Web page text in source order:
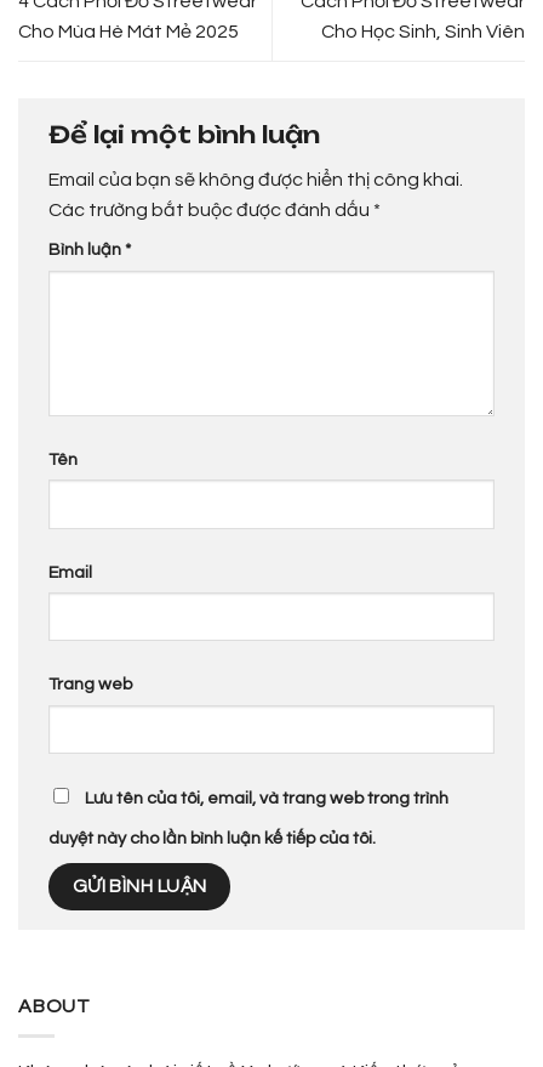
Cho Mùa Hè Mát Mẻ 2025
Cho Học Sinh, Sinh Viên
Để lại một bình luận
Email của bạn sẽ không được hiển thị công khai.
Các trường bắt buộc được đánh dấu *
Bình luận *
Tên
Email
Trang web
Lưu tên của tôi, email, và trang web trong trình
duyệt này cho lần bình luận kế tiếp của tôi.
ABOUT